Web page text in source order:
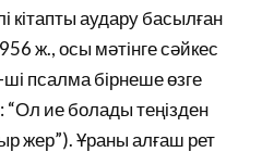
кітапты аудару басылған
ж., осы мәтінге сәйкес
псалма бірнеше өзге
ие болады теңізден
жер”). Ұраны алғаш рет